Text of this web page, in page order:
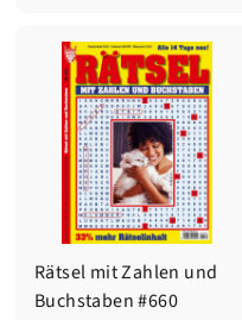
,
9
9
Rätsel mit Zahlen und
Buchstaben #660